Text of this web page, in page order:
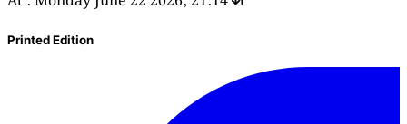
Printed Edition